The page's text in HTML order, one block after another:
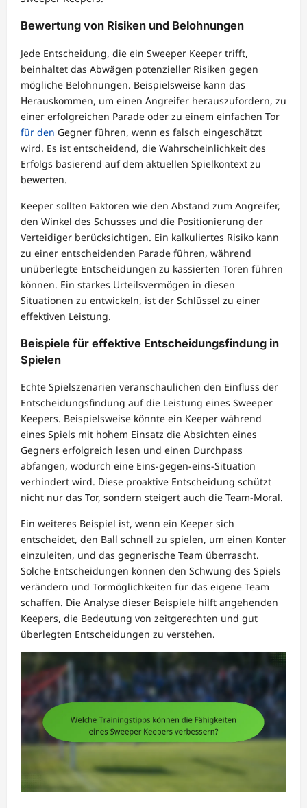
Bewertung von Risiken und Belohnungen
Jede Entscheidung, die ein Sweeper Keeper trifft,
beinhaltet das Abwägen potenzieller Risiken gegen
mögliche Belohnungen. Beispielsweise kann das
Herauskommen, um einen Angreifer herauszufordern, zu
einer erfolgreichen Parade oder zu einem einfachen Tor
für den Gegner führen, wenn es falsch eingeschätzt
wird. Es ist entscheidend, die Wahrscheinlichkeit des
Erfolgs basierend auf dem aktuellen Spielkontext zu
bewerten.
Keeper sollten Faktoren wie den Abstand zum Angreifer,
den Winkel des Schusses und die Positionierung der
Verteidiger berücksichtigen. Ein kalkuliertes Risiko kann
zu einer entscheidenden Parade führen, während
unüberlegte Entscheidungen zu kassierten Toren führen
können. Ein starkes Urteilsvermögen in diesen
Situationen zu entwickeln, ist der Schlüssel zu einer
effektiven Leistung.
Beispiele für effektive Entscheidungsfindung in
Spielen
Echte Spielszenarien veranschaulichen den Einfluss der
Entscheidungsfindung auf die Leistung eines Sweeper
Keepers. Beispielsweise könnte ein Keeper während
eines Spiels mit hohem Einsatz die Absichten eines
Gegners erfolgreich lesen und einen Durchpass
abfangen, wodurch eine Eins-gegen-eins-Situation
verhindert wird. Diese proaktive Entscheidung schützt
nicht nur das Tor, sondern steigert auch die Team-Moral.
Ein weiteres Beispiel ist, wenn ein Keeper sich
entscheidet, den Ball schnell zu spielen, um einen Konter
einzuleiten, und das gegnerische Team überrascht.
Solche Entscheidungen können den Schwung des Spiels
verändern und Tormöglichkeiten für das eigene Team
schaffen. Die Analyse dieser Beispiele hilft angehenden
Keepers, die Bedeutung von zeitgerechten und gut
überlegten Entscheidungen zu verstehen.